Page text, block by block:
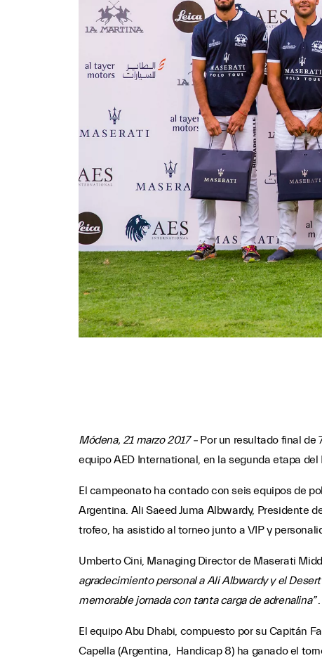
Módena, 21 marzo 2017 – Por un resultado final de
equipo AED International, en la segunda etapa
El campeonato ha contado con seis equipos de
Argentina. Ali Saeed Juma Albwardy, Presidente
trofeo, ha asistido al torneo junto a VIP y
Umberto Cini, Managing Director de Maserati
agradecimiento personal a Ali Albwardy y el
memorable jornada con tanta carga de adrenalina”.
El equipo Abu Dhabi, compuesto por su Capitán
Capella (Argentina, Handicap 8) ha ganado el